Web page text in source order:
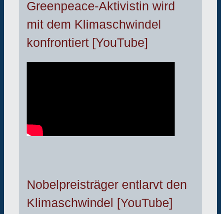
Greenpeace-Aktivistin wird
mit dem Klimaschwindel
konfrontiert [YouTube]
Nobelpreisträger entlarvt den
Klimaschwindel [YouTube]